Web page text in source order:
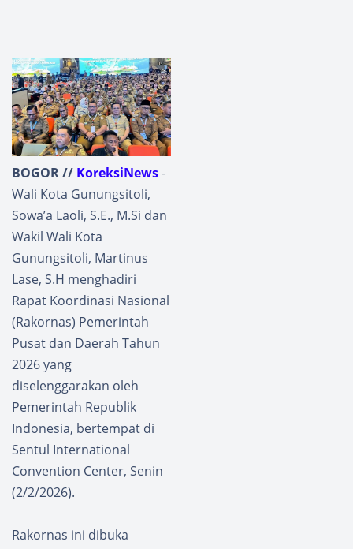
BOGOR // KoreksiNews-
Wali Kota Gunungsitoli,
Sowa’a Laoli, S.E., M.Si dan
Wakil Wali Kota
Gunungsitoli, Martinus
Lase, S.H menghadiri
Rapat Koordinasi Nasional
(Rakornas) Pemerintah
Pusat dan Daerah Tahun
2026 yang
diselenggarakan oleh
Pemerintah Republik
Indonesia, bertempat di
Sentul International
Convention Center, Senin
(2/2/2026).
Rakornas ini dibuka